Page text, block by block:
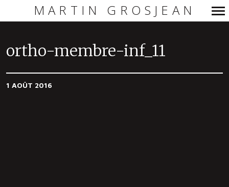
principale
MARTIN GROSJEAN
ortho-membre-inf_11
1 AOÛT 2016